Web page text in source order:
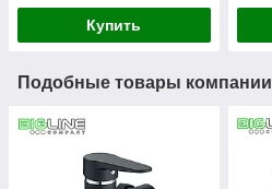
Купить
Подобные товары компании